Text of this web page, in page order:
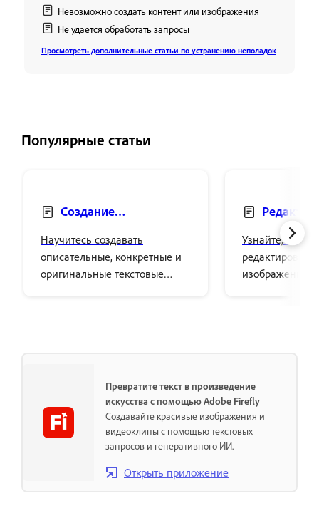
Невозможно создать контент или изображения
Не удается обработать запросы
Просмотреть дополнительные статьи по устранению неполадок
Популярные статьи
Создание
запросов
Научитесь создавать
описательные, конкретные и
оригинальные текстовые
созданных
Узнайте, как
изображения и
Превратите текст в произведение
искусства с помощью Adobe Firefly
Создавайте красивые изображения и
видеоклипы с помощью текстовых
запросов и генеративного ИИ.
Открыть приложение